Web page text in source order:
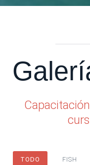
Galería de
TODO FISH